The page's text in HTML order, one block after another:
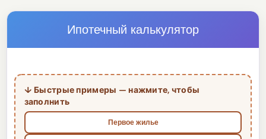
Ипотечный калькулятор
↓ Быстрые примеры — нажмите, чтобы
заполнить
Первое жилье